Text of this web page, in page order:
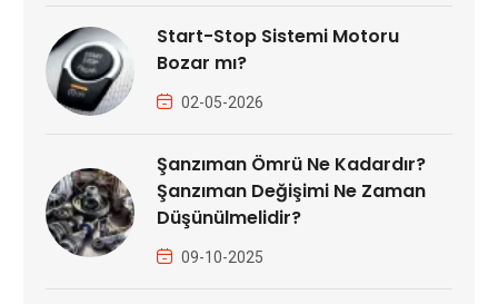
Start-Stop Sistemi Motoru
Bozar mı?
02-05-2026
Şanzıman Ömrü Ne Kadardır?
Şanzıman Değişimi Ne Zaman
Düşünülmelidir?
09-10-2025